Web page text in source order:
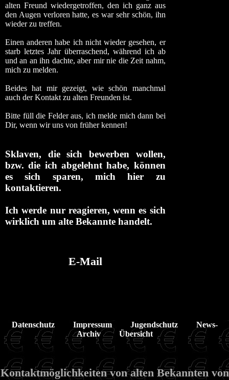
alten Freund wiedergetroffen, den ich ganz aus
den Augen verloren hatte, es war sehr schön, ihn
wieder zu treffen.
Einen anderen habe ich nicht wieder gesehen, er
starb letztes Jahr überraschend, während ich ab
und an an ihn dachte, aber mir nie die Zeit nahm,
mich zu melden.
Beides hat mir gezeigt, wie schön manchmal
auch der Kontakt zu alten Freunden ist.
Bitte füll die Felder aus, ich melde mich dann bei
Dir, wenn wir uns von früher kennen!
Sklaven, die sich bewerben wollen,
bzw. die ich abgelehnt habe, können
es sich sparen, mich hier zu
kontaktieren.
Ich werde nur reagieren, wenn es sich
wirklich um alte Bekannte handelt.
E-Mail
Datenschutz Impressum Jugendschutz
News-
Archiv
Übersicht
Kontaktmöglichkeiten von alten Bekannten von